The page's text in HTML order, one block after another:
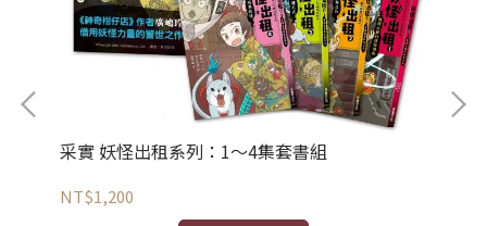
采實 妖怪出租系列：1～4集套書組
NT$1,200